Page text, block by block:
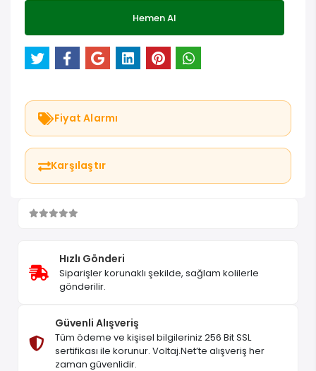
Hemen Al
Fiyat Alarmı
Karşılaştır
Hızlı Gönderi
Siparişler korunaklı şekilde, sağlam kolilerle
gönderilir.
Güvenli Alışveriş
Tüm ödeme ve kişisel bilgileriniz 256 Bit SSL
sertifikası ile korunur. Voltaj.Net’te alışveriş her
zaman güvenlidir.